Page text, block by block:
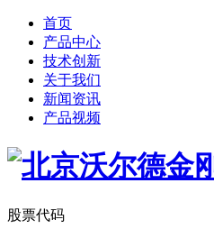
首页
产品中心
技术创新
关于我们
新闻资讯
产品视频
股票代码